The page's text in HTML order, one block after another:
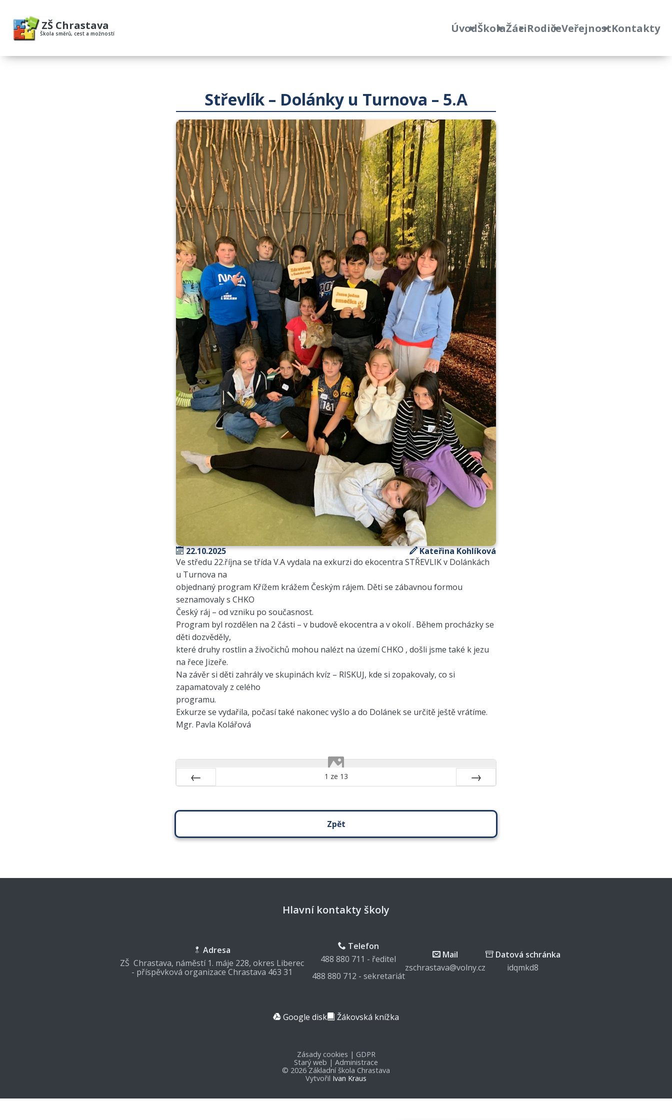
ZŠ Chrastava
Škola směrů, cest a možností ÚvodŠkolaŽáciRodičeVeřejnostKontakty
Střevlík – Dolánky u Turnova – 5.A
22.10.2025
Kateřina Kohlíková
Ve středu 22.října se třída V.A vydala na exkurzi do ekocentra STŘEVLIK v Dolánkách
u Turnova na
objednaný program Křížem krážem Českým rájem. Děti se zábavnou formou
seznamovaly s CHKO
Český ráj – od vzniku po současnost.
Program byl rozdělen na 2 části – v budově ekocentra a v okolí . Během procházky se
děti dozvěděly,
které druhy rostlin a živočichů mohou nalézt na území CHKO , došli jsme také k jezu
na řece Jizeře.
Na závěr si děti zahrály ve skupinách kvíz – RISKUJ, kde si zopakovaly, co si
zapamatovaly z celého
programu.
Exkurze se vydařila, počasí také nakonec vyšlo a do Dolánek se určitě ještě vrátíme.
Mgr. Pavla Kolářová
1 ze 13
Zpět
Hlavní kontakty školy
Adresa
ZŠ Chrastava, náměstí 1. máje 228, okres Liberec
- příspěvková organizace Chrastava 463 31
Telefon
488 880 711 - ředitel
488 880 712 - sekretariát
Mail
zschrastava@volny.cz
Datová schránka
idqmkd8
Google disk Žákovská knížka
Zásady cookies | GDPR
Starý web | Administrace
© 2026 Základní škola Chrastava
Vytvořil Ivan Kraus